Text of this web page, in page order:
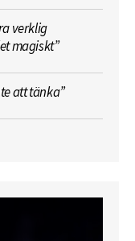
verklig
magiskt”
att tänka”